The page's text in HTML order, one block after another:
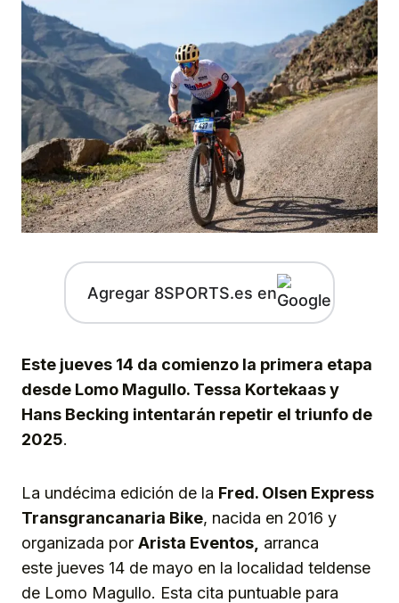
Agregar 8SPORTS.es en
Este jueves 14 da comienzo la primera etapa
desde Lomo Magullo. Tessa Kortekaas y
Hans Becking intentarán repetir el triunfo de
2025.
La undécima edición de la Fred. Olsen Express
Transgrancanaria Bike, nacida en 2016 y
organizada por Arista Eventos, arranca
este jueves 14 de mayo en la localidad teldense
de Lomo Magullo. Esta cita puntuable para